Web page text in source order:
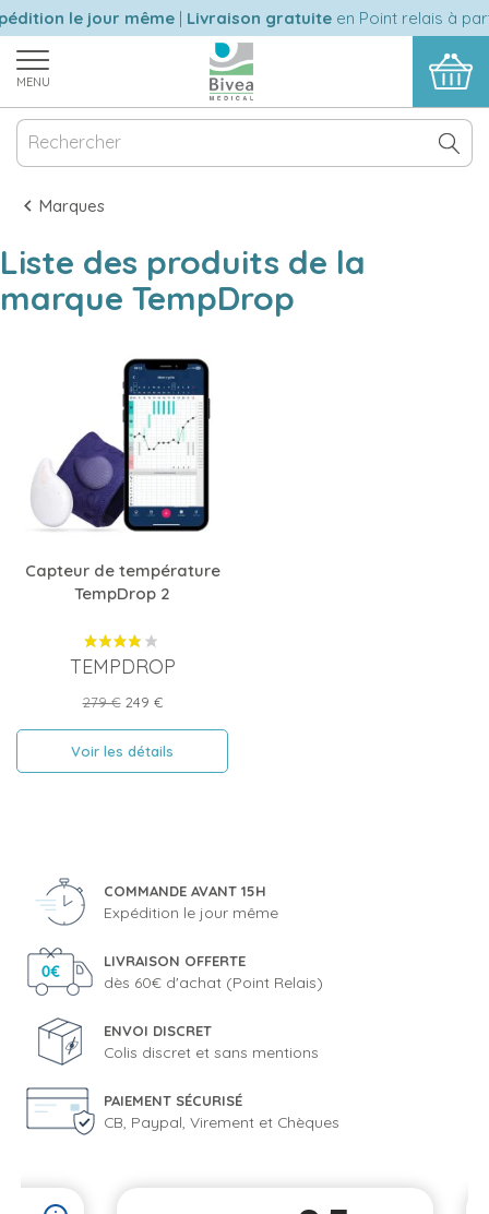
le jour même| Livraison gratuiteen Point relais à
MENU
Marques
Liste des produits de la
marque TempDrop
Capteur de température
TempDrop 2
TEMPDROP
Prix
base
279 € Prix
249 €
Voir les détails
COMMANDE AVANT 15H
Expédition le jour même
LIVRAISON OFFERTE
dès 60€ d'achat (Point Relais)
ENVOI DISCRET
Colis discret et sans mentions
PAIEMENT SÉCURISÉ
CB, Paypal, Virement et Chèques